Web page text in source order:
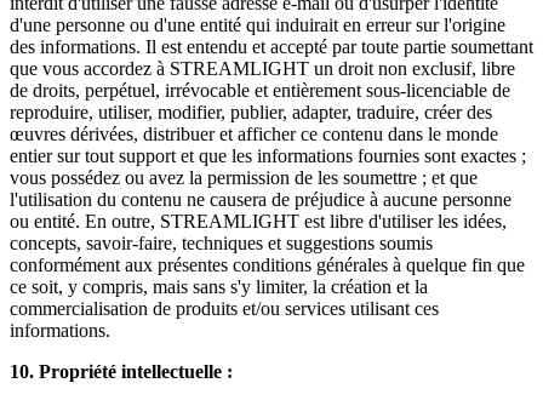
d'une personne ou d'une entité qui induirait en erreur sur l'origine
des informations. Il est entendu et accepté par toute partie soumettant
que vous accordez à STREAMLIGHT un droit non exclusif, libre
de droits, perpétuel, irrévocable et entièrement sous-licenciable de
reproduire, utiliser, modifier, publier, adapter, traduire, créer des
œuvres dérivées, distribuer et afficher ce contenu dans le monde
entier sur tout support et que les informations fournies sont exactes ;
vous possédez ou avez la permission de les soumettre ; et que
l'utilisation du contenu ne causera de préjudice à aucune personne
ou entité. En outre, STREAMLIGHT est libre d'utiliser les idées,
concepts, savoir-faire, techniques et suggestions soumis
conformément aux présentes conditions générales à quelque fin que
ce soit, y compris, mais sans s'y limiter, la création et la
commercialisation de produits et/ou services utilisant ces
informations.
10. Propriété intellectuelle :